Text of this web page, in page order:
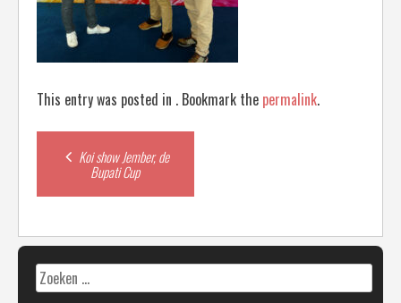
This entry was posted in . Bookmark the permalink.
Post
navigation
Koi show Jember, de
Bupati Cup
Zoeken
naar: